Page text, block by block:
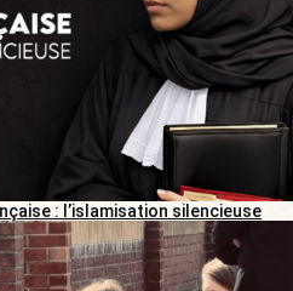
: l’islamisation silencieuse